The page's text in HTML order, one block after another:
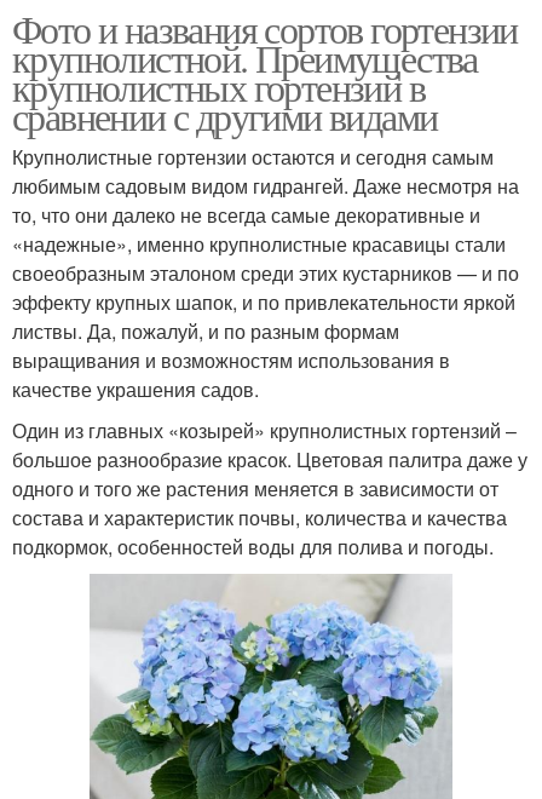
Фото и названия сортов гортензии
крупнолистной. Преимущества
крупнолистных гортензий в
сравнении с другими видами
Крупнолистные гортензии остаются и сегодня самым
любимым садовым видом гидрангей. Даже несмотря на
то, что они далеко не всегда самые декоративные и
«надежные», именно крупнолистные красавицы стали
своеобразным эталоном среди этих кустарников — и по
эффекту крупных шапок, и по привлекательности яркой
листвы. Да, пожалуй, и по разным формам
выращивания и возможностям использования в
качестве украшения садов.
Один из главных «козырей» крупнолистных гортензий –
большое разнообразие красок. Цветовая палитра даже у
одного и того же растения меняется в зависимости от
состава и характеристик почвы, количества и качества
подкормок, особенностей воды для полива и погоды.